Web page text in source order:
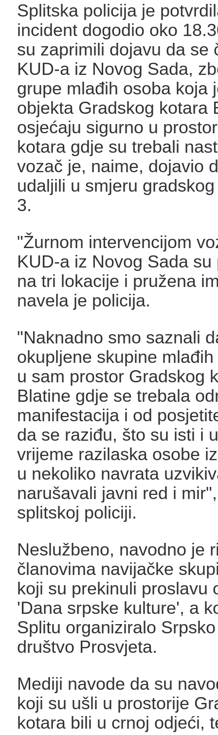
Splitska policija je
incident dogodio oko
su zaprimili dojavu da se
KUD-a iz Novog Sada,
grupe mlađih osoba koja
objekta Gradskog kotara
osjećaju sigurno u
kotara gdje su trebali
vozač je, naime, dojavio
udaljili u smjeru
3.
"Žurnom intervencijom
KUD-a iz Novog Sada su
na tri lokacije i pružena
navela je policija.
"Naknadno smo saznali
okupljene skupine
u sam prostor Gradskog
Blatine gdje se trebala
manifestacija i od
da se raziđu, što su isti i
vrijeme razilaska osobe
u nekoliko navrata
narušavali javni red i
splitskoj policiji.
Neslužbeno, navodno je
članovima navijačke
koji su prekinuli proslavu
'Dana srpske kulture', a
Splitu organiziralo
društvo Prosvjeta.
Mediji navode da su
koji su ušli u prostorije
kotara bili u crnoj odjeći,